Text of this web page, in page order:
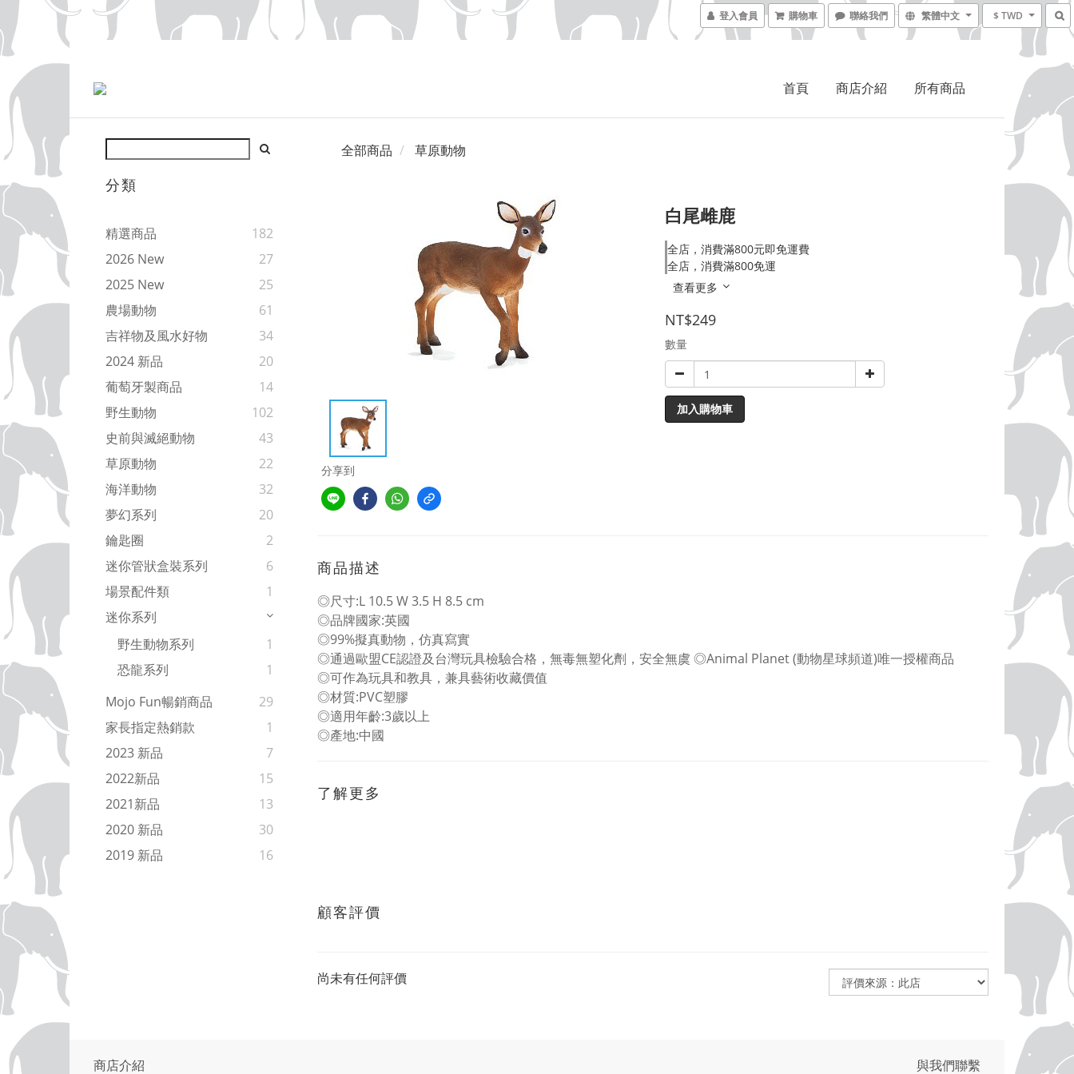
登入會員 購物車 聯絡我們 繁體中文 $ TWD
首頁 商店介紹 所有商品
分類
精選商品
182
2026 New
27
2025 New
25
農場動物
61
吉祥物及風水好物
34
2024 新品
20
葡萄牙製商品
14
野生動物
102
史前與滅絕動物
43
草原動物
22
海洋動物
32
夢幻系列
20
鑰匙圈
2
迷你管狀盒裝系列
6
場景配件類
1
迷你系列
野生動物系列
1
恐龍系列
1
Mojo Fun暢銷商品
29
家長指定熱銷款
1
2023 新品
7
2022新品
15
2021新品
13
2020 新品
30
2019 新品
16
全部商品 草原動物
分享到
白尾雌鹿
全店，消費滿800元即免運費
全店，消費滿800免運
查看更多
NT$249
數量
加入購物車
商品描述
◎尺寸:L 10.5 W 3.5 H 8.5 cm
◎品牌國家:英國
◎99%擬真動物，仿真寫實
◎通過歐盟CE認證及台灣玩具檢驗合格，無毒無塑化劑，安全無虞 ◎Animal Planet (動物星球頻道)唯一授權商品
◎可作為玩具和教具，兼具藝術收藏價值
◎材質:PVC塑膠
◎適用年齡:3歲以上
◎產地:中國
了解更多
顧客評價
尚未有任何評價
商店介紹 與我們聯繫